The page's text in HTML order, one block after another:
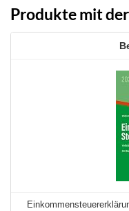
Produkte mit